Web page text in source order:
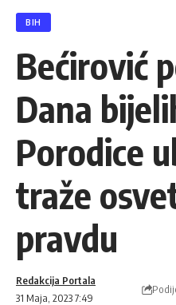
BIH
Bećirović
Dana
Porodice
traže
pravdu
31 Maja, 2023 7:49
Redakcija Portala